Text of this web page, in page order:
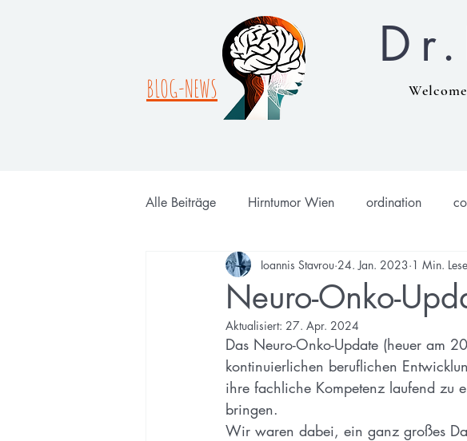
BLOG-NEWS Welcome
Alle Beiträge Hirntumor Wien ordination
Neuro-Onko-
Ioannis Stavrou 24. Jan. 2023 1 Min.
Aktualisiert: 27. Apr. 2024
Das Neuro-Onko-Update (heuer am
kontinuierlichen beruflichen
ihre fachliche Kompetenz laufend zu
bringen.
Wir waren dabei, ein ganz großes